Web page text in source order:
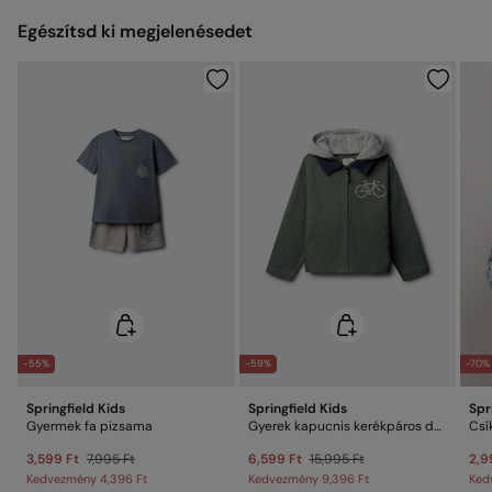
Nem vegytisztítható
Egészítsd ki megjelenésedet
-55%
Springfield Kids
Gyermek fa pizsama
3,599 Ft 7,995 Ft
Kedvezmény 4,396 Ft
-59%
Springfield Kids
Gyerek kapucnis kerékpáros dzseki
6,599 Ft 15,995 Ft
Kedvezmény 9,396 Ft
-70%